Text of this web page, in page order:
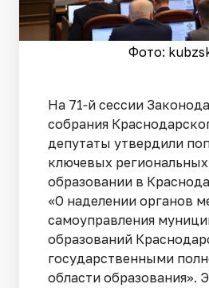
Фото:
На 71‑й сессии
собрания
депутаты утвердили
ключевых
образовании в
«О наделении органов
самоуправления
образований
государственными
области образования».